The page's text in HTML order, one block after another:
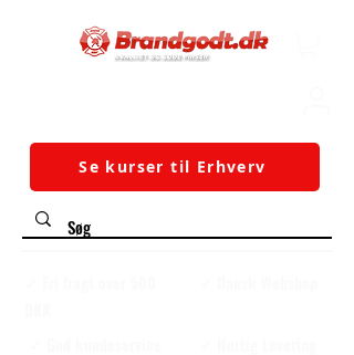
Se kurser til Erhverv